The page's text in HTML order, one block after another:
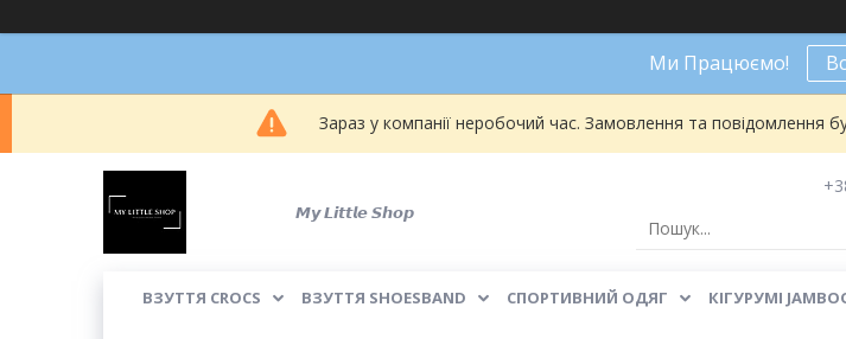
Ми Працюємо!
Зараз у компанії неробочий час. Замовлення та повідомлення
𝙈𝙮 𝙇𝙞𝙩𝙩𝙡𝙚 𝙎𝙝𝙤𝙥
ВЗУТТЯ CROCS ВЗУТТЯ SHOESBAND СПОРТИВНИЙ ОДЯГ КІГУРУМІ